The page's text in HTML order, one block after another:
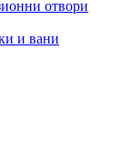
отвори
и вани